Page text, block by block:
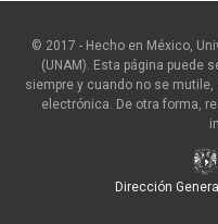
© 2017 - Hecho en México,
(UNAM). Esta página puede
siempre y cuando no se
electrónica. De otra forma,
Dirección